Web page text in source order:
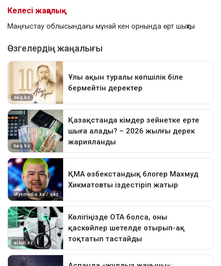
Келесі жаңалық
Маңғыстау облысындағы мұнай кен орнында өрт шықты